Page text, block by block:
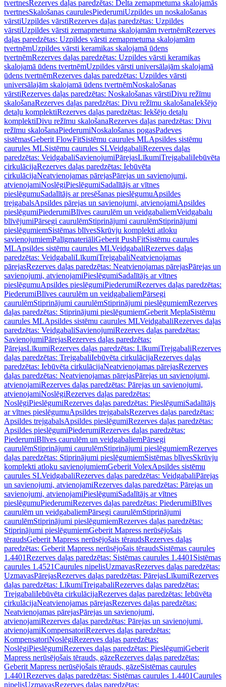
tvertnesRezerves daļas paredzētas: Delta zemapmetuma skalojamās
tvertnesSkalošanas caurulesPiederumiUzpildes un noskalošanas
vārstiUzpildes vārstiRezerves daļas paredzētas: Uzpildes
vārstiUzpildes vārsti zemapmetuma skalojamām tvertnēmRezerves
daļas paredzētas: Uzpildes vārsti zemapmetuma skalojamām
tvertnēmUzpildes vārsti keramikas skalojamā ūdens
tvertnēmRezerves daļas paredzētas: Uzpildes vārsti keramikas
skalojamā ūdens tvertnēmUzpildes vārsti universālajām skalojamā
ūdens tvertnēmRezerves daļas paredzētas: Uzpildes vārsti
universālajām skalojamā ūdens tvertnēmNoskalošanas
vārstiRezerves daļas paredzētas: Noskalošanas vārstiDivu režīmu
skalošanaRezerves daļas paredzētas: Divu režīmu skalošanaIekšējo
detaļu komplektiRezerves daļas paredzētas: Iekšējo detaļu
komplektiDivu režīmu skalošanaRezerves daļas paredzētas: Divu
režīmu skalošanaPiederumiNoskalošanas pogasPadeves
sistēmasGeberit FlowFitSistēmu caurules MLApsildes sistēmu
caurules MLSistēmu caurules SLVeidgabaliRezerves daļas
paredzētas: VeidgabaliSavienojumiPārejasLīkumiTrejgabaliIebūvēta
cirkulācijaRezerves daļas paredzētas: Iebūvēta
cirkulācijaNeatvienojamas pārejasPārejas un savienojumi,
atvienojamiNoslēgiPieslēgumiSadalītājs ar vītnes
pieslēgumuSadalītājs ar presēšanas pieslēgumuApsildes
trejgabalsApsildes pārejas un savienojumi, atvienojamiApsildes
pieslēgumiPiederumiBlīves caurulēm un veidgabaliemVeidgabalu
blīvējumiPārsegi caurulēmStiprinājumi caurulēmStiprinājumi
pieslēgumiemSistēmas blīvesSkrūvju komplekti atloku
savienojumiemPalīgmateriāliGeberit PushFitSistēmu caurules
MLApsildes sistēmu caurules MLVeidgabaliRezerves daļas
paredzētas: VeidgabaliLīkumiTrejgabaliNeatvienojamas
pārejasRezerves daļas paredzētas: Neatvienojamas pārejasPārejas un
savienojumi, atvienojamiPieslēgumiSadalītājs ar vītnes
pieslēgumuApsildes pieslēgumiPiederumiRezerves daļas paredzētas:
PiederumiBlīves caurulēm un veidgabaliemPārsegi
caurulēmStiprinājumi caurulēmStiprinājumi pieslēgumiemRezerves
daļas paredzētas: Stiprinājumi pieslēgumiemGeberit MeplaSistēmu
caurules MLApsildes sistēmu caurules MLVeidgabaliRezerves daļas
paredzētas: VeidgabaliSavienojumiRezerves daļas paredzētas:
SavienojumiPārejasRezerves daļas paredzētas:
PārejasLīkumiRezerves daļas paredzētas: LīkumiTrejgabaliRezerves
daļas paredzētas: TrejgabaliIebūvēta cirkulācijaRezerves daļas
paredzētas: Iebūvēta cirkulācijaNeatvienojamas pārejasRezerves
daļas paredzētas: Neatvienojamas pārejasPārejas un savienojumi,
atvienojamiRezerves daļas paredzētas: Pārejas un savienojumi,
atvienojamiNoslēgiRezerves daļas paredzētas:
NoslēgiPieslēgumiRezerves daļas paredzētas: PieslēgumiSadalītājs
ar vītnes pieslēgumuApsildes trejgabalsRezerves daļas paredzētas:
Apsildes trejgabalsApsildes pieslēgumiRezerves daļas paredzētas:
Apsildes pieslēgumiPiederumiRezerves daļas paredzētas:
PiederumiBlīves caurulēm un veidgabaliemPārsegi
caurulēmStiprinājumi caurulēmStiprinājumi pieslēgumiemRezerves
daļas paredzētas: Stiprinājumi pieslēgumiemSistēmas blīvesSkrūvju
komplekti atloku savienojumiemGeberit VolexApsildes sistēmu
caurules SLVeidgabaliRezerves daļas paredzētas: VeidgabaliPārejas
un savienojumi, atvienojamiRezerves daļas paredzētas: Pārejas un
savienojumi, atvienojamiPieslēgumiSadalītājs ar vītnes
pieslēgumuPiederumiRezerves daļas paredzētas: PiederumiBlīves
caurulēm un veidgabaliemPārsegi caurulēmStiprinājumi
caurulēmStiprinājumi pieslēgumiemRezerves daļas paredzētas:
Stiprinājumi pieslēgumiemGeberit Mapress nerūsējošais
tēraudsGeberit Mapress nerūsējošais tēraudsRezerves daļas
paredzētas: Geberit Mapress nerūsējošais tēraudsSistēmas caurules
1.4401Rezerves daļas paredzētas: Sistēmas caurules 1.4401 Sistēmas
caurules 1.4521Caurules nipelisUzmavasRezerves daļas paredzētas:
UzmavasPārejasRezerves daļas paredzētas: PārejasLīkumiRezerves
daļas paredzētas: LīkumiTrejgabaliRezerves daļas paredzētas:
TrejgabaliIebūvēta cirkulācijaRezerves daļas paredzētas: Iebūvēta
cirkulācijaNeatvienojamas pārejasRezerves daļas paredzētas:
Neatvienojamas pārejasPārejas un savienojumi,
atvienojamiRezerves daļas paredzētas: Pārejas un savienojumi,
atvienojamiKompensatoriRezerves daļas paredzētas:
KompensatoriNoslēgiRezerves daļas paredzētas:
NoslēgiPieslēgumiRezerves daļas paredzētas: PieslēgumiGeberit
Mapress nerūsējošais tērauds, gāzeRezerves daļas paredzētas:
Geberit Mapress nerūsējošais tērauds, gāzeSistēmas caurules
1.4401Rezerves daļas paredzētas: Sistēmas caurules 1.4401Caurules
nipelisUzmavasRezerves daļas paredzētas: